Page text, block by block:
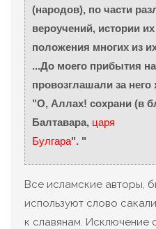
(народов), по части
вероучений, истории
положения многих из
...До моего прибытия
провозглашали за него
"О, Аллах! сохрани (в
Балтавара, царя
Булгара". "
Все исламские авторы,
используют слово
к славянам. Исключение